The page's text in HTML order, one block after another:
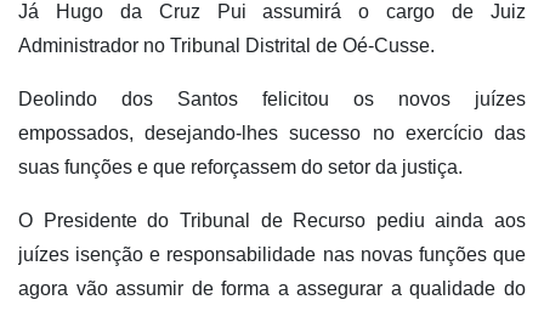
Já Hugo da Cruz Pui assumirá o cargo de Juiz
Administrador no Tribunal Distrital de Oé-Cusse.
Deolindo dos Santos felicitou os novos juízes
empossados, desejando-lhes sucesso no exercício das
suas funções e que reforçassem do setor da justiça.
O Presidente do Tribunal de Recurso pediu ainda aos
juízes isenção e responsabilidade nas novas funções que
agora vão assumir de forma a assegurar a qualidade do